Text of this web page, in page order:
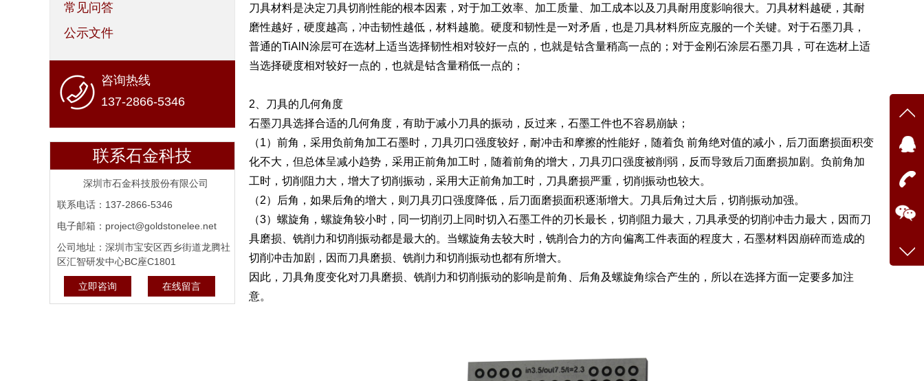
常见问答
公示文件
咨询热线
137-2866-5346
联系石金科技
深圳市石金科技股份有限公司
联系电话：137-2866-5346
电子邮箱：project@goldstonelee.net
公司地址：深圳市宝安区西乡街道龙腾社
区汇智研发中心BC座C1801
立即咨询 在线留言
刀具材料是决定刀具切削性能的根本因素，对于加工效率、加工质量、加工成本以及刀具耐用度影响很大。刀具材料越硬，其耐
磨性越好，硬度越高，冲击韧性越低，材料越脆。硬度和韧性是一对矛盾，也是刀具材料所应克服的一个关键。对于石墨刀具，
普通的TiAlN涂层可在选材上适当选择韧性相对较好一点的，也就是钴含量稍高一点的；对于金刚石涂层石墨刀具，可在选材上适
当选择硬度相对较好一点的，也就是钴含量稍低一点的；
2、刀具的几何角度
石墨刀具选择合适的几何角度，有助于减小刀具的振动，反过来，石墨工件也不容易崩缺；
（1）前角，采用负前角加工石墨时，刀具刃口强度较好，耐冲击和摩擦的性能好，随着负 前角绝对值的减小，后刀面磨损面积变
化不大，但总体呈减小趋势，采用正前角加工时，随着前角的增大，刀具刃口强度被削弱，反而导致后刀面磨损加剧。负前角加
工时，切削阻力大，增大了切削振动，采用大正前角加工时，刀具磨损严重，切削振动也较大。
（2）后角，如果后角的增大，则刀具刃口强度降低，后刀面磨损面积逐渐增大。刀具后角过大后，切削振动加强。
（3）螺旋角，螺旋角较小时，同一切削刃上同时切入石墨工件的刃长最长，切削阻力最大，刀具承受的切削冲击力最大，因而刀
具磨损、铣削力和切削振动都是最大的。当螺旋角去较大时，铣削合力的方向偏离工件表面的程度大，石墨材料因崩碎而造成的
切削冲击加剧，因而刀具磨损、铣削力和切削振动也都有所增大。
因此，刀具角度变化对刀具磨损、铣削力和切削振动的影响是前角、后角及螺旋角综合产生的，所以在选择方面一定要多加注
意。